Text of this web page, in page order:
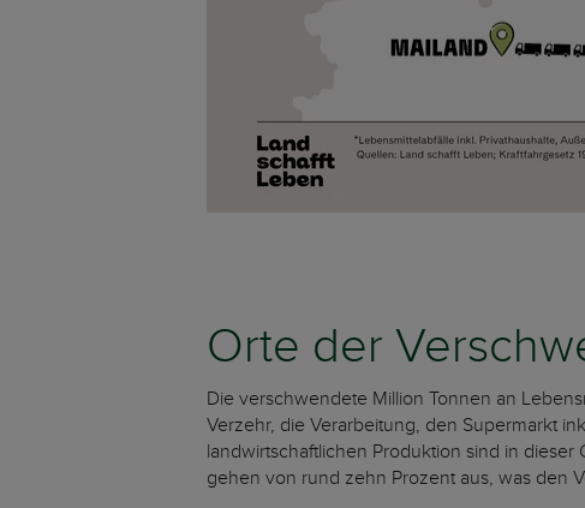
Orte der
Die verschwendete Million Tonnen an
Verzehr, die Verarbeitung, den Supermarkt
landwirtschaftlichen Produktion sind in
gehen von rund zehn Prozent aus, was den